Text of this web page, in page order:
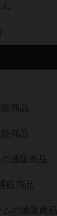
商品
商品
通販商品
販商品
の通販商品